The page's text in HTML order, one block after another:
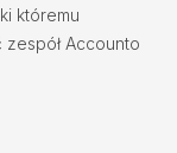
któremu
Accounto